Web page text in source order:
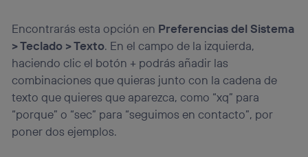
Encontrarás esta opción en Preferencias del Sistema
> Teclado > Texto. En el campo de la izquierda,
haciendo clic el botón + podrás añadir las
combinaciones que quieras junto con la cadena de
texto que quieres que aparezca, como “xq” para
“porque” o “sec” para “seguimos en contacto”, por
poner dos ejemplos.